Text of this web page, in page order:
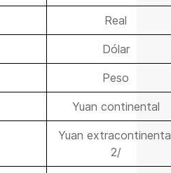
Real
Dólar
Peso
Yuan continental
Yuan
2/